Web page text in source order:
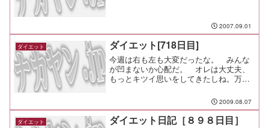
2007.09.01
ダイエット ダイエット[718日目]
今週は右も左も大変だったな。 みんな
が凹まないか心配だ。 オレは大丈夫、
もっとキツイ思いをしてきたしね。万歩
2009.08.07
ダイエット ダイエット日記［８９８日目］